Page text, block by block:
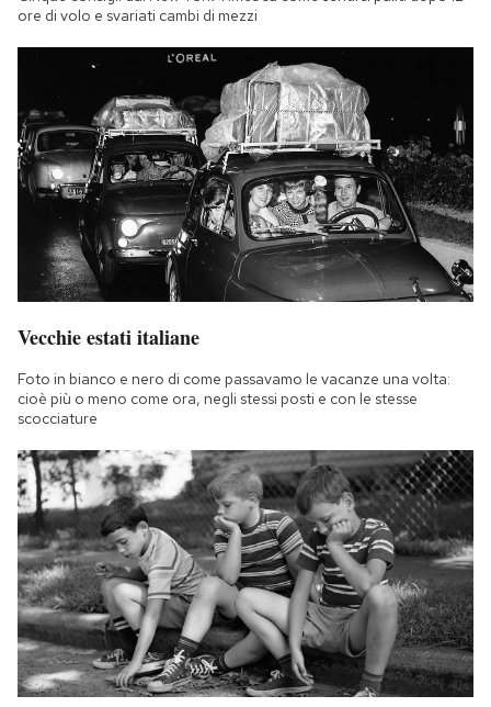
ore di volo e svariati cambi di mezzi
Vecchie estati italiane
Foto in bianco e nero di come passavamo le vacanze una volta:
cioè più o meno come ora, negli stessi posti e con le stesse
scocciature